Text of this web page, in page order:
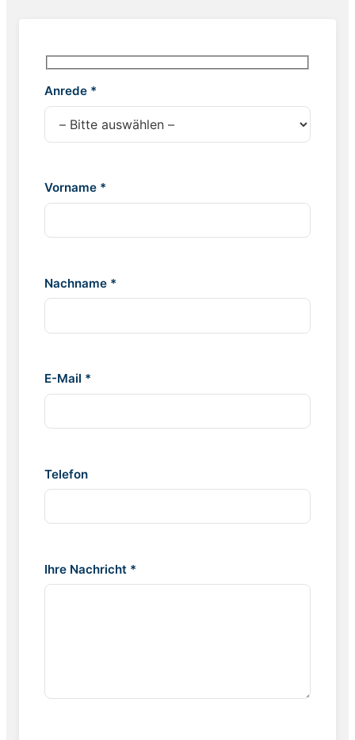
Anrede *
Vorname *
Nachname *
E-Mail *
Telefon
Ihre Nachricht *